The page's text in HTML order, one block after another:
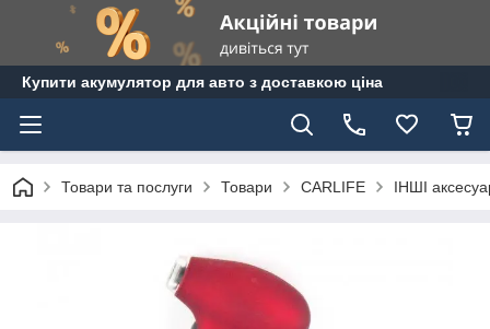
Купити акумулятор для авто з доставкою ціна
Товари та послуги Товари CARLIFE ІНШІ